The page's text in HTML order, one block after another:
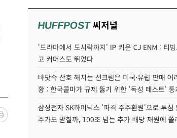
HUFFPOST씨저널
'드라마에서 도시락까지' IP 키운 CJ ENM : 티
고 커머스도 뛰었다
바닷속 산호 해치는 선크림은 미국·유럽 판매 어
황 : 한국콜마가 규제 뚫기 위한 '독성 테스트' 통
삼성전자 SK하이닉스 '파격 주주환원'으로 투심
주가도 받칠까, 100조 넘는 추가 배당 재원에 쏠